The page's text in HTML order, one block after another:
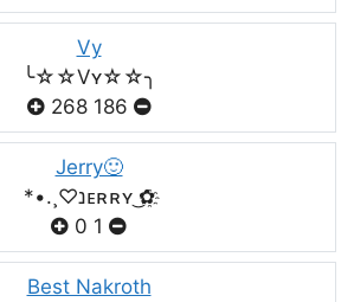
Vy
╰☆☆Vʏ☆☆╮
268 186
Jerry🙂
*•.¸♡נᴇʀʀʏ ͜✿҈
0 1
Best Nakroth